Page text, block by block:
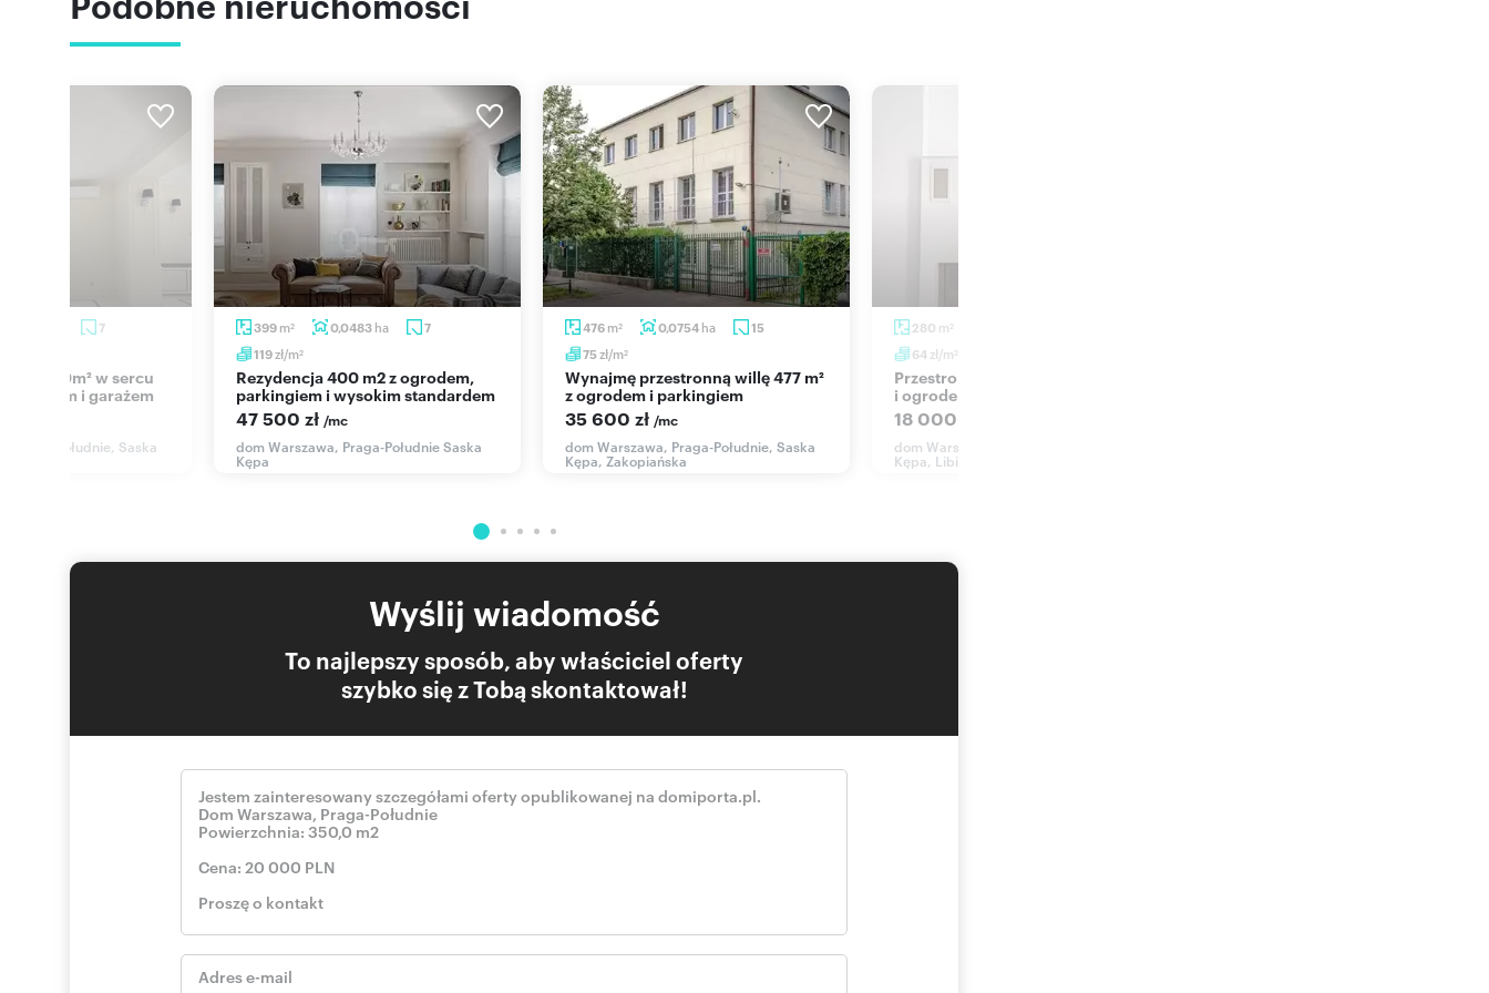
7
tarasem i garażem
Praga-Południe, Saska
399 m2 0,0483 ha
7
119zł/m2
Rezydencja 400 m2 z ogrodem,
parkingiem i wysokim standardem
47 500 zł /mc
dom Warszawa, Praga-Południe Saska
Kępa
476 m2 0,0754 ha
15
75 zł/m2
Wynajmę przestronną willę 477 m²
z ogrodem i parkingiem
35 600 zł /mc
dom Warszawa, Praga-Południe, Saska
Kępa, Zakopiańska
280 m 2
64 zł/m 2
Przestronny dom 280m² z garażem
i ogrodem - polecam!
18 000 zł
dom Warszawa, Praga-Południe Saska
Kępa, Libijska
Wyślij wiadomość
To najlepszy sposób, aby właściciel oferty
szybko się z Tobą skontaktował!